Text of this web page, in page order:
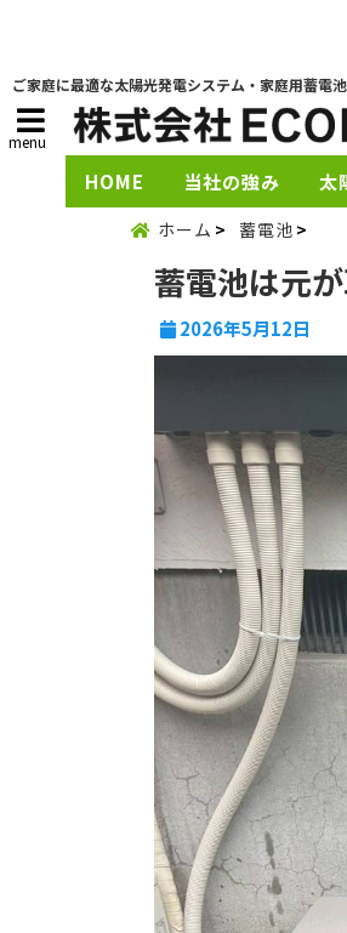
ご家庭に最適な太陽光発電システム・家庭用蓄電
menu
HOME 当社の強み 太
ホーム 蓄電池
蓄電池は元
2026年5月12日